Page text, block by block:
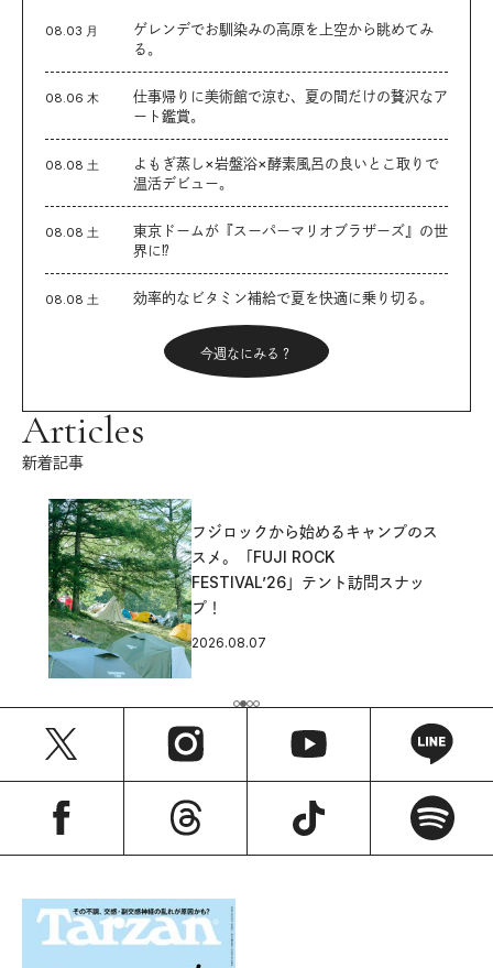
08.03 月
ゲレンデでお馴染みの高原を上空から眺めてみ
る。
08.06 木
仕事帰りに美術館で涼む、夏の間だけの贅沢なア
ート鑑賞。
08.08 土
よもぎ蒸し×岩盤浴×酵素風呂の良いとこ取りで
温活デビュー。
08.08 土
東京ドームが『スーパーマリオブラザーズ』の世
界に⁉︎
08.08 土 効率的なビタミン補給で夏を快適に乗り切る。
今週なにみる？
Articles
新着記事
フジロックから始めるキャンプのス
スメ。「FUJI ROCK
FESTIVAL’26」テント訪問スナッ
プ！
2026.08.07